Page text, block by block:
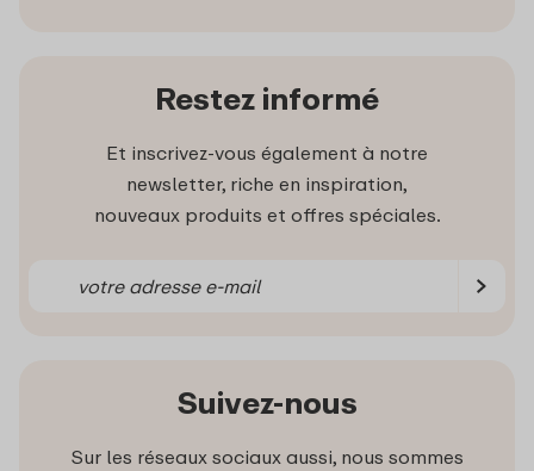
Restez informé
Et inscrivez-vous également à notre
newsletter, riche en inspiration,
nouveaux produits et offres spéciales.
Suivez-nous
Sur les réseaux sociaux aussi, nous sommes